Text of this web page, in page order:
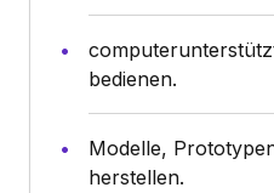
bedienen.
Modelle,
herstellen.